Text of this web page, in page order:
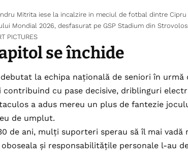
Mitrita iese la incalzire in meciul de fotbal dintre
Mondial 2026, desfasurat pe GSP Stadium din
PICTURES
se închide
la echipa națională de seniori în urmă
contribuind cu pase decisive, driblinguri
a adus mereu un plus de fantezie
de umplut.
de ani, mulți suporteri sperau să îl mai
și responsabilitățile personale l-au